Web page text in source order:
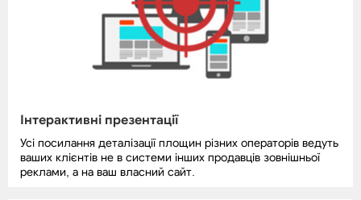
Інтерактивні презентації
Усі посилання деталізації площин різних операторів ведуть
ваших клієнтів не в системи інших продавців зовнішньої
реклами, а на ваш власний сайт.